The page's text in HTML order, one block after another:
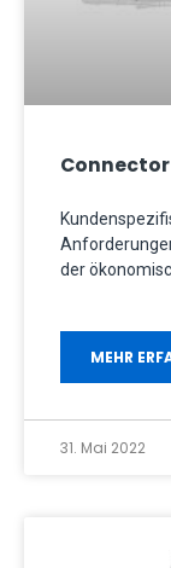
Connector
der
MEHR
31. Mai 2022